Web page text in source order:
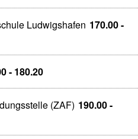
Ludwigshafen 170.00 -
- 180.20
(ZAF) 190.00 -